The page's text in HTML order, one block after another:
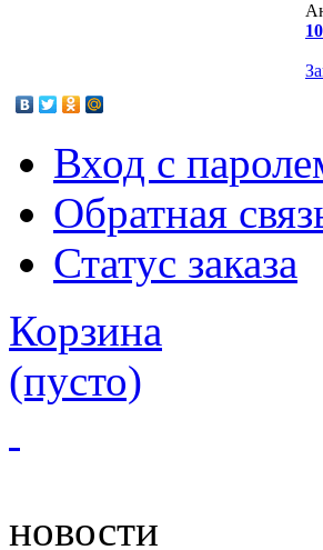
Вход с
Обратная
Статус заказа
Корзина
(пусто)
новости